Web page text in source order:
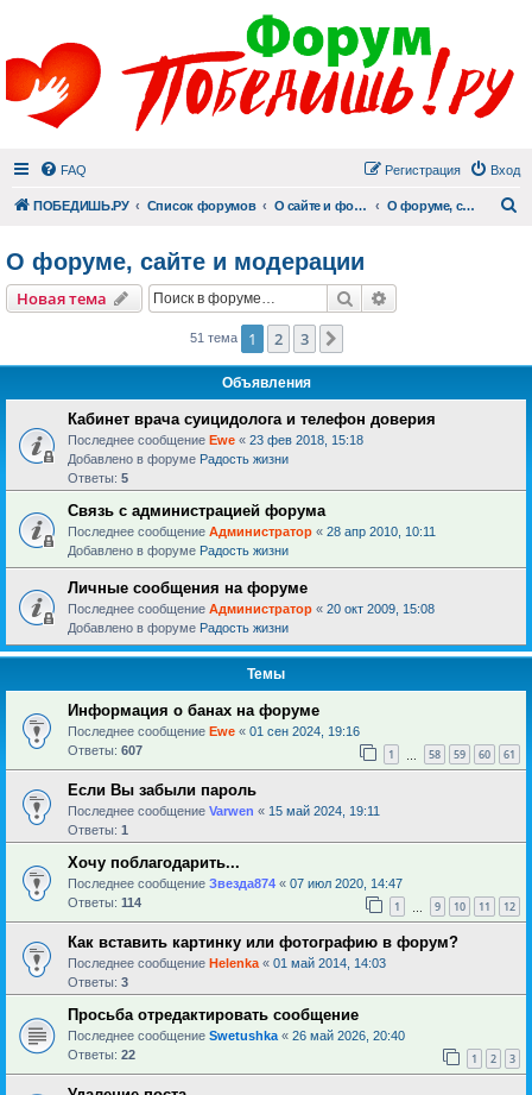
FAQ Вход
Регистрация
ПОБЕДИШЬ.РУ Список форумов О сайте и форуме О форуме, сайте и модерации
О форуме, сайте и модерации
Новая тема Поиск
51 тема 1 2 3
Объявления
Кабинет врача суицидолога и телефон доверия
Последнее сообщение Ewe « 23 фев 2018, 15:18
Добавлено в форуме Радость жизни
Ответы: 5
Связь с администрацией форума
Последнее сообщение Администратор « 28 апр 2010, 10:11
Добавлено в форуме Радость жизни
Личные сообщения на форуме
Последнее сообщение Администратор « 20 окт 2009, 15:08
Добавлено в форуме Радость жизни
Темы
Информация о банах на форуме
Последнее сообщение Ewe « 01 сен 2024, 19:16
Ответы: 607 1 58 59 60 61
Если Вы забыли пароль
Последнее сообщение Varwen « 15 май 2024, 19:11
Ответы: 1
Хочу поблагодарить...
Последнее сообщение Звезда874 « 07 июл 2020, 14:47
Ответы: 114 1 9 10 11 12
Как вставить картинку или фотографию в форум?
Последнее сообщение Helenka « 01 май 2014, 14:03
Ответы: 3
Просьба отредактировать сообщение
Последнее сообщение Swetushka « 26 май 2026, 20:40
Ответы: 22 1 2 3